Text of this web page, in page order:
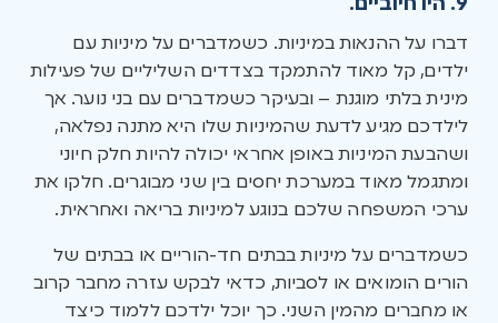
דברו על ההנאות במיניות. כשמדברים על מיניות עם
ילדים, קל מאוד להתמקד בצדדים השליליים של פעילות
מינית בלתי מוגנת – ובעיקר כשמדברים עם בני נוער. אך
לילדכם מגיע לדעת שהמיניות שלו היא מתנה נפלאה,
ושהבעת המיניות באופן אחראי יכולה להיות חלק חיוני
ומתגמל מאוד במערכת יחסים בין שני מבוגרים. חלקו את
ערכי המשפחה שלכם בנוגע למיניות בריאה ואחראית.
כשמדברים על מיניות בבתים חד-הוריים או בבתים של
הורים הומואים או לסביות, כדאי לבקש עזרה מחבר קרוב
או מחברים מהמין השני. כך יוכל ילדכם ללמוד כיצד